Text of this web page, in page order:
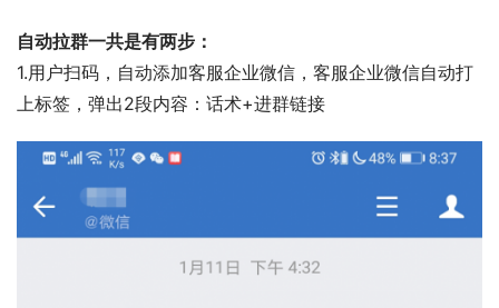
自动拉群一共是有两步：
1.用户扫码，自动添加客服企业微信，客服企业微信自动打
上标签，弹出2段内容：话术+进群链接